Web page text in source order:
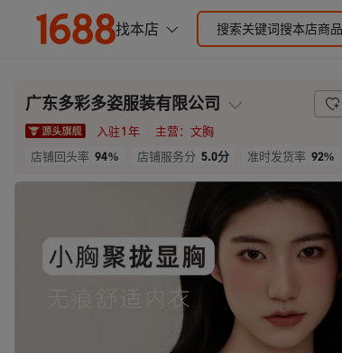
广东多彩多姿服装有限公司
入驻1年 主营：文胸
店铺回头率 94% 店铺服务分 5.0分 准时发货率 92%